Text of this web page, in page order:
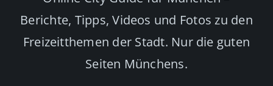
Berichte, Tipps, Videos und Fotos zu den
Freizeitthemen der Stadt. Nur die guten
Seiten Münchens.